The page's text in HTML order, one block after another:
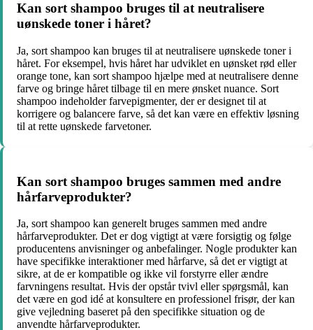
Kan sort shampoo bruges til at neutralisere
uønskede toner i håret?
Ja, sort shampoo kan bruges til at neutralisere uønskede toner i
håret. For eksempel, hvis håret har udviklet en uønsket rød eller
orange tone, kan sort shampoo hjælpe med at neutralisere denne
farve og bringe håret tilbage til en mere ønsket nuance. Sort
shampoo indeholder farvepigmenter, der er designet til at
korrigere og balancere farve, så det kan være en effektiv løsning
til at rette uønskede farvetoner.
Kan sort shampoo bruges sammen med andre
hårfarveprodukter?
Ja, sort shampoo kan generelt bruges sammen med andre
hårfarveprodukter. Det er dog vigtigt at være forsigtig og følge
producentens anvisninger og anbefalinger. Nogle produkter kan
have specifikke interaktioner med hårfarve, så det er vigtigt at
sikre, at de er kompatible og ikke vil forstyrre eller ændre
farvningens resultat. Hvis der opstår tvivl eller spørgsmål, kan
det være en god idé at konsultere en professionel frisør, der kan
give vejledning baseret på den specifikke situation og de
anvendte hårfarveprodukter.